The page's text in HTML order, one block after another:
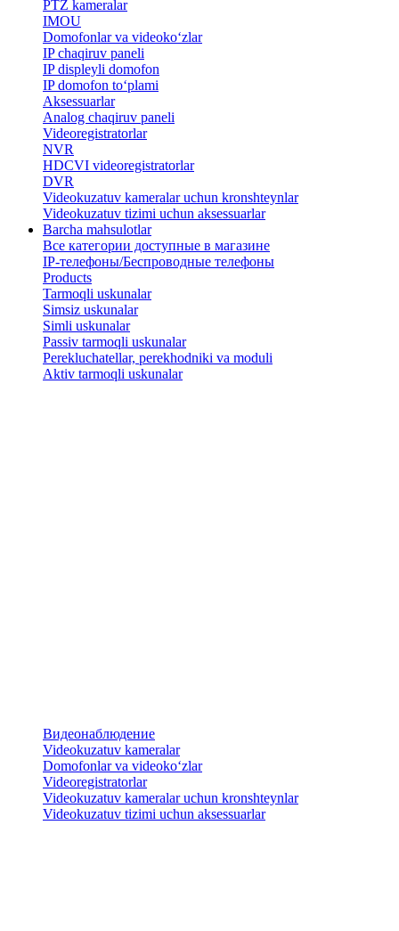
PTZ kameralar
IMOU
​Domofonlar va videoko‘zlar
IP chaqiruv paneli
IP displeyli domofon
IP domofon to‘plami
Aksessuarlar
Analog chaqiruv paneli
Videoregistratorlar
NVR
HDCVI videoregistratorlar
DVR
Videokuzatuv kameralar uchun kronshteynlar
​Videokuzatuv tizimi uchun aksessuarlar
Barcha mahsulotlar
Все категории доступные в магазине
IP-телефоны/Беспроводные телефоны
Products
Tarmoqli uskunalar
Simsiz uskunalar
Simli uskunalar
Passiv tarmoqli uskunalar
​Perekluchatellar, perekhodniki va moduli
Aktiv tarmoqli uskunalar
Видеонаблюдение
Videokuzatuv kameralar
​Domofonlar va videoko‘zlar
Videoregistratorlar
Videokuzatuv kameralar uchun kronshteynlar
​Videokuzatuv tizimi uchun aksessuarlar